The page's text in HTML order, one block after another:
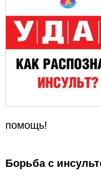
помощь!
Борьба с